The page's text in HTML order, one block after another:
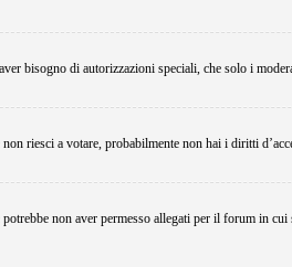
bisogno di autorizzazioni speciali, che solo i
riesci a votare, probabilmente non hai i diritti
non aver permesso allegati per il forum in